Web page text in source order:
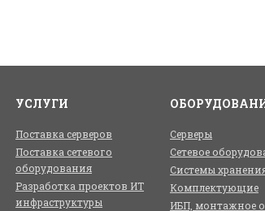
УСЛУГИ
Поставка серверов
Поставка сетевого
оборудования
Разработка проектов ИТ
инфраструктуры
Серверы
Сетевое
Системы
Комплектующие
ИБП, монтажное